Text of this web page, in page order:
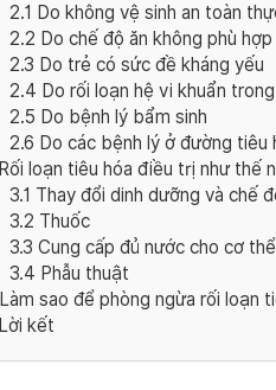
2.1 Do không vệ sinh an toàn
2.2 Do chế độ ăn không phù hợp
2.3 Do trẻ có sức đề kháng yếu
2.4 Do rối loạn hệ vi khuẩn
2.5 Do bệnh lý bẩm sinh
2.6 Do các bệnh lý ở đường tiêu
Rối loạn tiêu hóa điều trị như thế
3.1 Thay đổi dinh dưỡng và chế
3.2 Thuốc
3.3 Cung cấp đủ nước cho cơ thể
3.4 Phẫu thuật
Làm sao để phòng ngừa rối loạn
Lời kết